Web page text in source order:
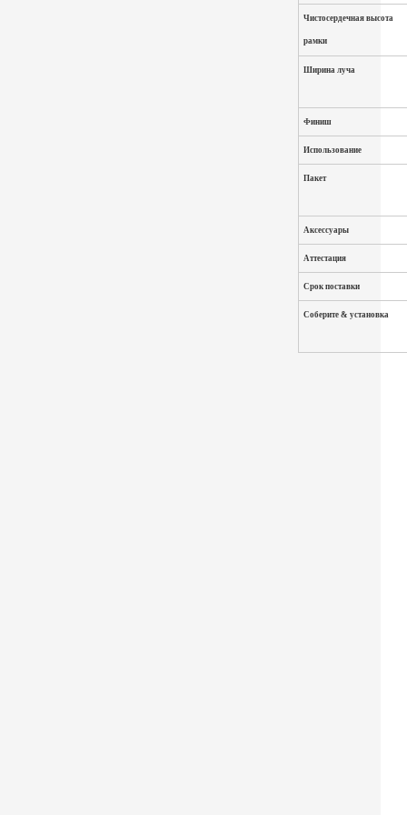
Чистосердечная высота
рамки
Ширина луча
Финиш
Использование
Пакет
Аксессуары
Аттестация
Срок поставки
Соберите & установка